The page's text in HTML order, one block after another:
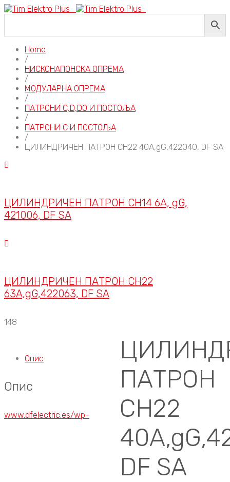
Home
/
НИСКОНАПОНСКА ОПРЕМА
/
МОДУЛАРНА ОПРЕМА
/
ПАТРОНИ C,D,D0 И ПОСТОЉА
/
ПАТРОНИ C И ПОСТОЉА
/
ЦИЛИНДРИЧЕН ПАТРОН CH22 40A,gG,422040, DF SA
ЦИЛИНДРИЧЕН ПАТРОН CH14 6A, gG,
421006, DF SA
ЦИЛИНДРИЧЕН ПАТРОН CH22
63A,gG,422063, DF SA
148
ПАТРОН
CH22
DF SA
Опис
Опис
www.dfelectric.es/wp-